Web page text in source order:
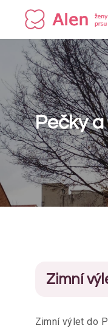
Pečky
Zimní
Zimní výlet do